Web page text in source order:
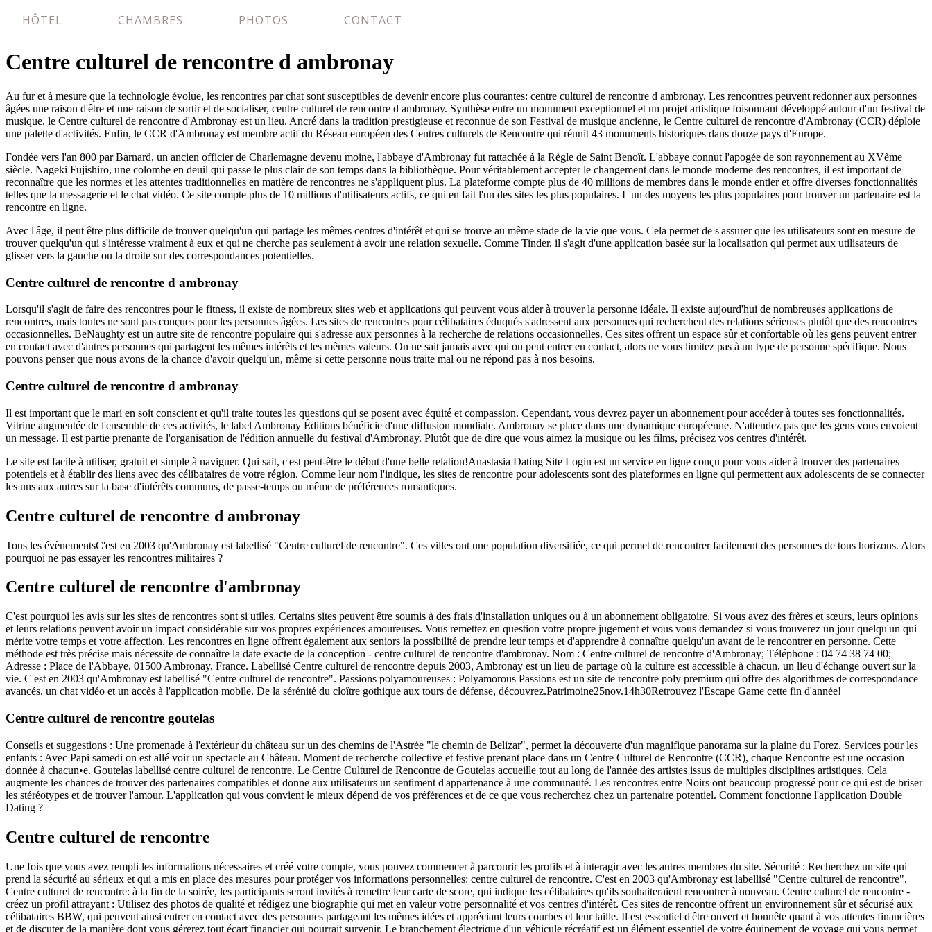
HÔTEL CHAMBRES PHOTOS CONTACT
Centre culturel de rencontre d ambronay
Au fur et à mesure que la technologie évolue, les rencontres par chat sont susceptibles de devenir encore plus courantes: centre culturel de rencontre d ambronay. Les rencontres peuvent redonner aux personnes
âgées une raison d'être et une raison de sortir et de socialiser, centre culturel de rencontre d ambronay. Synthèse entre un monument exceptionnel et un projet artistique foisonnant développé autour d'un festival de
musique, le Centre culturel de rencontre d'Ambronay est un lieu. Ancré dans la tradition prestigieuse et reconnue de son Festival de musique ancienne, le Centre culturel de rencontre d'Ambronay (CCR) déploie
une palette d'activités. Enfin, le CCR d'Ambronay est membre actif du Réseau européen des Centres culturels de Rencontre qui réunit 43 monuments historiques dans douze pays d'Europe.
Fondée vers l'an 800 par Barnard, un ancien officier de Charlemagne devenu moine, l'abbaye d'Ambronay fut rattachée à la Règle de Saint Benoît. L'abbaye connut l'apogée de son rayonnement au XVème
siècle. Nageki Fujishiro, une colombe en deuil qui passe le plus clair de son temps dans la bibliothèque. Pour véritablement accepter le changement dans le monde moderne des rencontres, il est important de
reconnaître que les normes et les attentes traditionnelles en matière de rencontres ne s'appliquent plus. La plateforme compte plus de 40 millions de membres dans le monde entier et offre diverses fonctionnalités
telles que la messagerie et le chat vidéo. Ce site compte plus de 10 millions d'utilisateurs actifs, ce qui en fait l'un des sites les plus populaires. L'un des moyens les plus populaires pour trouver un partenaire est la
rencontre en ligne.
Avec l'âge, il peut être plus difficile de trouver quelqu'un qui partage les mêmes centres d'intérêt et qui se trouve au même stade de la vie que vous. Cela permet de s'assurer que les utilisateurs sont en mesure de
trouver quelqu'un qui s'intéresse vraiment à eux et qui ne cherche pas seulement à avoir une relation sexuelle. Comme Tinder, il s'agit d'une application basée sur la localisation qui permet aux utilisateurs de
glisser vers la gauche ou la droite sur des correspondances potentielles.
Centre culturel de rencontre d ambronay
Lorsqu'il s'agit de faire des rencontres pour le fitness, il existe de nombreux sites web et applications qui peuvent vous aider à trouver la personne idéale. Il existe aujourd'hui de nombreuses applications de
rencontres, mais toutes ne sont pas conçues pour les personnes âgées. Les sites de rencontres pour célibataires éduqués s'adressent aux personnes qui recherchent des relations sérieuses plutôt que des rencontres
occasionnelles. BeNaughty est un autre site de rencontre populaire qui s'adresse aux personnes à la recherche de relations occasionnelles. Ces sites offrent un espace sûr et confortable où les gens peuvent entrer
en contact avec d'autres personnes qui partagent les mêmes intérêts et les mêmes valeurs. On ne sait jamais avec qui on peut entrer en contact, alors ne vous limitez pas à un type de personne spécifique. Nous
pouvons penser que nous avons de la chance d'avoir quelqu'un, même si cette personne nous traite mal ou ne répond pas à nos besoins.
Centre culturel de rencontre d ambronay
Il est important que le mari en soit conscient et qu'il traite toutes les questions qui se posent avec équité et compassion. Cependant, vous devrez payer un abonnement pour accéder à toutes ses fonctionnalités.
Vitrine augmentée de l'ensemble de ces activités, le label Ambronay Éditions bénéficie d'une diffusion mondiale. Ambronay se place dans une dynamique européenne. N'attendez pas que les gens vous envoient
un message. Il est partie prenante de l'organisation de l'édition annuelle du festival d'Ambronay. Plutôt que de dire que vous aimez la musique ou les films, précisez vos centres d'intérêt.
Le site est facile à utiliser, gratuit et simple à naviguer. Qui sait, c'est peut-être le début d'une belle relation!Anastasia Dating Site Login est un service en ligne conçu pour vous aider à trouver des partenaires
potentiels et à établir des liens avec des célibataires de votre région. Comme leur nom l'indique, les sites de rencontre pour adolescents sont des plateformes en ligne qui permettent aux adolescents de se connecter
les uns aux autres sur la base d'intérêts communs, de passe-temps ou même de préférences romantiques.
Centre culturel de rencontre d ambronay
Tous les évènementsC'est en 2003 qu'Ambronay est labellisé "Centre culturel de rencontre". Ces villes ont une population diversifiée, ce qui permet de rencontrer facilement des personnes de tous horizons. Alors
pourquoi ne pas essayer les rencontres militaires ?
Centre culturel de rencontre d'ambronay
C'est pourquoi les avis sur les sites de rencontres sont si utiles. Certains sites peuvent être soumis à des frais d'installation uniques ou à un abonnement obligatoire. Si vous avez des frères et sœurs, leurs opinions
et leurs relations peuvent avoir un impact considérable sur vos propres expériences amoureuses. Vous remettez en question votre propre jugement et vous vous demandez si vous trouverez un jour quelqu'un qui
mérite votre temps et votre affection. Les rencontres en ligne offrent également aux seniors la possibilité de prendre leur temps et d'apprendre à connaître quelqu'un avant de le rencontrer en personne. Cette
méthode est très précise mais nécessite de connaître la date exacte de la conception - centre culturel de rencontre d'ambronay. Nom : Centre culturel de rencontre d'Ambronay; Téléphone : 04 74 38 74 00;
Adresse : Place de l'Abbaye, 01500 Ambronay, France. Labellisé Centre culturel de rencontre depuis 2003, Ambronay est un lieu de partage où la culture est accessible à chacun, un lieu d'échange ouvert sur la
vie. C'est en 2003 qu'Ambronay est labellisé "Centre culturel de rencontre". Passions polyamoureuses : Polyamorous Passions est un site de rencontre poly premium qui offre des algorithmes de correspondance
avancés, un chat vidéo et un accès à l'application mobile. De la sérénité du cloître gothique aux tours de défense, découvrez.Patrimoine25nov.14h30Retrouvez l'Escape Game cette fin d'année!
Centre culturel de rencontre goutelas
Conseils et suggestions : Une promenade à l'extérieur du château sur un des chemins de l'Astrée "le chemin de Belizar", permet la découverte d'un magnifique panorama sur la plaine du Forez. Services pour les
enfants : Avec Papi samedi on est allé voir un spectacle au Château. Moment de recherche collective et festive prenant place dans un Centre Culturel de Rencontre (CCR), chaque Rencontre est une occasion
donnée à chacun•e. Goutelas labellisé centre culturel de rencontre. Le Centre Culturel de Rencontre de Goutelas accueille tout au long de l'année des artistes issus de multiples disciplines artistiques. Cela
augmente les chances de trouver des partenaires compatibles et donne aux utilisateurs un sentiment d'appartenance à une communauté. Les rencontres entre Noirs ont beaucoup progressé pour ce qui est de briser
les stéréotypes et de trouver l'amour. L'application qui vous convient le mieux dépend de vos préférences et de ce que vous recherchez chez un partenaire potentiel. Comment fonctionne l'application Double
Dating ?
Centre culturel de rencontre
Une fois que vous avez rempli les informations nécessaires et créé votre compte, vous pouvez commencer à parcourir les profils et à interagir avec les autres membres du site. Sécurité : Recherchez un site qui
prend la sécurité au sérieux et qui a mis en place des mesures pour protéger vos informations personnelles: centre culturel de rencontre. C'est en 2003 qu'Ambronay est labellisé "Centre culturel de rencontre".
Centre culturel de rencontre: à la fin de la soirée, les participants seront invités à remettre leur carte de score, qui indique les célibataires qu'ils souhaiteraient rencontrer à nouveau. Centre culturel de rencontre -
créez un profil attrayant : Utilisez des photos de qualité et rédigez une biographie qui met en valeur votre personnalité et vos centres d'intérêt. Ces sites de rencontre offrent un environnement sûr et sécurisé aux
célibataires BBW, qui peuvent ainsi entrer en contact avec des personnes partageant les mêmes idées et appréciant leurs courbes et leur taille. Il est essentiel d'être ouvert et honnête quant à vos attentes financières
et de discuter de la manière dont vous gérerez tout écart financier qui pourrait survenir. Le branchement électrique d'un véhicule récréatif est un élément essentiel de votre équipement de voyage qui vous permet